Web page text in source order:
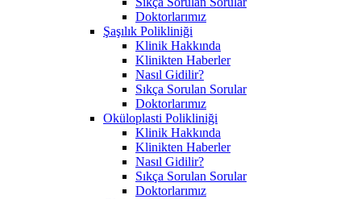
Doktorlarımız
Şaşılık Polikliniği
Klinik Hakkında
Klinikten Haberler
Nasıl Gidilir?
Sıkça Sorulan Sorular
Doktorlarımız
Oküloplasti Polikliniği
Klinik Hakkında
Klinikten Haberler
Nasıl Gidilir?
Sıkça Sorulan Sorular
Doktorlarımız